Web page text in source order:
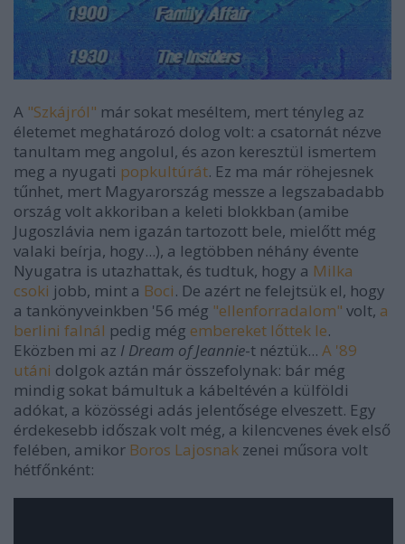
A "Szkájról" már sokat meséltem, mert tényleg az
életemet meghatározó dolog volt: a csatornát nézve
tanultam meg angolul, és azon keresztül ismertem
meg a nyugati popkultúrát. Ez ma már röhejesnek
tűnhet, mert Magyarország messze a legszabadabb
ország volt akkoriban a keleti blokkban (amibe
Jugoszlávia nem igazán tartozott bele, mielőtt még
valaki beírja, hogy...), a legtöbben néhány évente
Nyugatra is utazhattak, és tudtuk, hogy a Milka
csoki jobb, mint a Boci. De azért ne felejtsük el, hogy
a tankönyveinkben '56 még "ellenforradalom" volt, a
berlini falnál pedig még embereket lőttek le.
Eközben mi az I Dream of Jeannie-t néztük... A '89
utáni dolgok aztán már összefolynak: bár még
mindig sokat bámultuk a kábeltévén a külföldi
adókat, a közösségi adás jelentősége elveszett. Egy
érdekesebb időszak volt még, a kilencvenes évek első
felében, amikor Boros Lajosnak zenei műsora volt
hétfőnként: